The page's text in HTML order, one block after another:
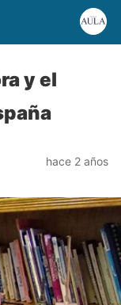
y el
hace 2 años